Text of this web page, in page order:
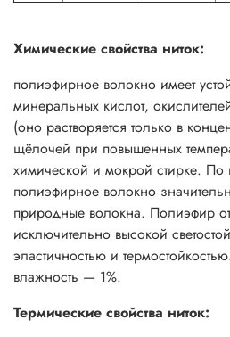
Химические свойства ниток:
полиэфирное волокно имеет
минеральных кислот,
(оно растворяется только в
щёлочей при повышенных
химической и мокрой стирке. По
полиэфирное волокно
природные волокна. Полиэфир
исключительно высокой
эластичностью и
влажность — 1%.
Термические свойства ниток: